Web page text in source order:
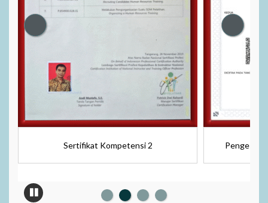
Sertifikat Kompetensi 2